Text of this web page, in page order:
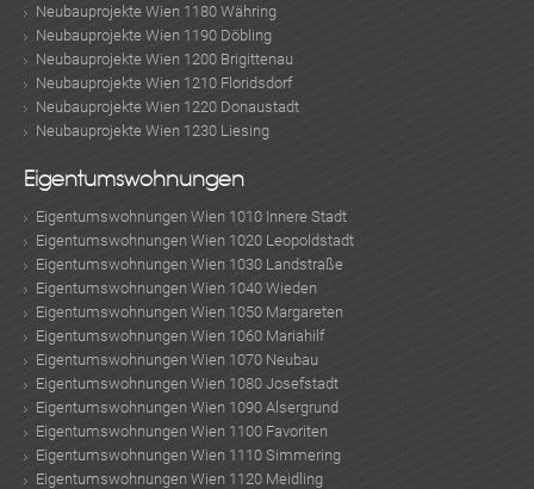
Neubauprojekte Wien 1180 Währing
Neubauprojekte Wien 1190 Döbling
Neubauprojekte Wien 1200 Brigittenau
Neubauprojekte Wien 1210 Floridsdorf
Neubauprojekte Wien 1220 Donaustadt
Neubauprojekte Wien 1230 Liesing
Eigentumswohnungen
Eigentumswohnungen Wien 1010 Innere Stadt
Eigentumswohnungen Wien 1020 Leopoldstadt
Eigentumswohnungen Wien 1030 Landstraße
Eigentumswohnungen Wien 1040 Wieden
Eigentumswohnungen Wien 1050 Margareten
Eigentumswohnungen Wien 1060 Mariahilf
Eigentumswohnungen Wien 1070 Neubau
Eigentumswohnungen Wien 1080 Josefstadt
Eigentumswohnungen Wien 1090 Alsergrund
Eigentumswohnungen Wien 1100 Favoriten
Eigentumswohnungen Wien 1110 Simmering
Eigentumswohnungen Wien 1120 Meidling